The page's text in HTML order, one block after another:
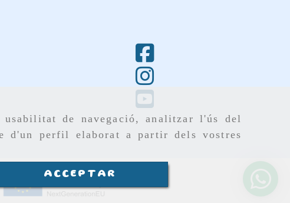
de navegació, analitzar l'ús del
d'un perfil elaborat a partir dels vostres
ACCEPTAR